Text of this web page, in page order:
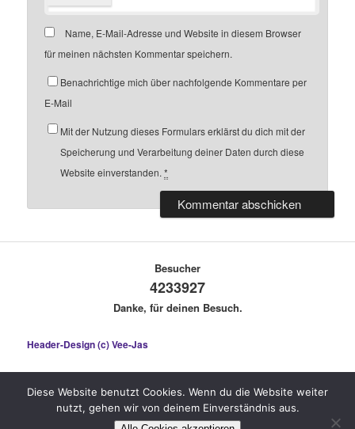
Name, E-Mail-Adresse und Website in diesem Browser
für meinen nächsten Kommentar speichern.
Benachrichtige mich über nachfolgende Kommentare per
E-Mail
Mit der Nutzung dieses Formulars erklärst du dich mit der
Speicherung und Verarbeitung deiner Daten durch diese
Website einverstanden.*
Besucher
4233927
Danke, für deinen Besuch.
Header-Design (c) Vee-Jas
Stolz präsentiert von WordPress
Diese Website benutzt Cookies. Wenn du die Website weiter
nutzt, gehen wir von deinem Einverständnis aus.